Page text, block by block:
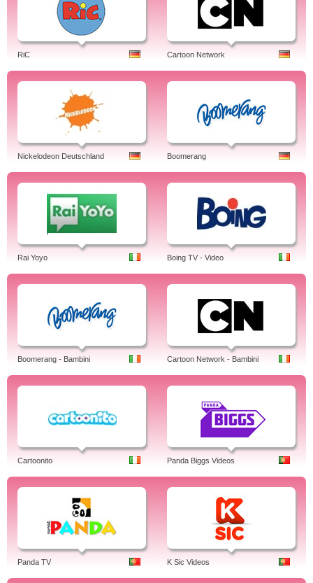
RiC Cartoon Network
Nickelodeon Deutschland Boomerang
Rai Yoyo Boing TV - Video
Boomerang - Bambini Cartoon Network - Bambini
Cartoonito Panda Biggs Videos
Panda TV K Sic Videos